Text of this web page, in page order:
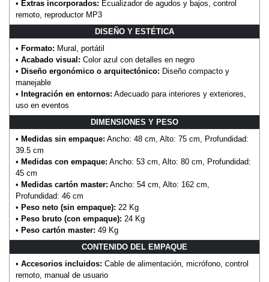
• Extras incorporados: Ecualizador de agudos y bajos, control
remoto, reproductor MP3
DISEÑO Y ESTÉTICA
• Formato: Mural, portátil
• Acabado visual: Color azul con detalles en negro
• Diseño ergonómico o arquitectónico: Diseño compacto y
manejable
• Integración en entornos: Adecuado para interiores y exteriores,
uso en eventos
DIMENSIONES Y PESO
• Medidas sin empaque: Ancho: 48 cm, Alto: 75 cm, Profundidad:
39.5 cm
• Medidas con empaque: Ancho: 53 cm, Alto: 80 cm, Profundidad:
45 cm
• Medidas cartón master: Ancho: 54 cm, Alto: 162 cm,
Profundidad: 46 cm
• Peso neto (sin empaque): 22 Kg
• Peso bruto (con empaque): 24 Kg
• Peso cartón master: 49 Kg
CONTENIDO DEL EMPAQUE
• Accesorios incluidos: Cable de alimentación, micrófono, control
remoto, manual de usuario